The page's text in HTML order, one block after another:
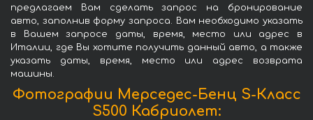
предлагаем Вам сделать запрос на бронирование
авто, заполнив форму запроса. Вам необходимо указать
в Вашем запросе даты, время, место или адрес в
Италии, где Вы хотите получить данный авто, а также
указать даты, время, место или адрес возврата
машины.
Фотографии Мерседес-Бенц S-Класс
S500 Кабриолет: